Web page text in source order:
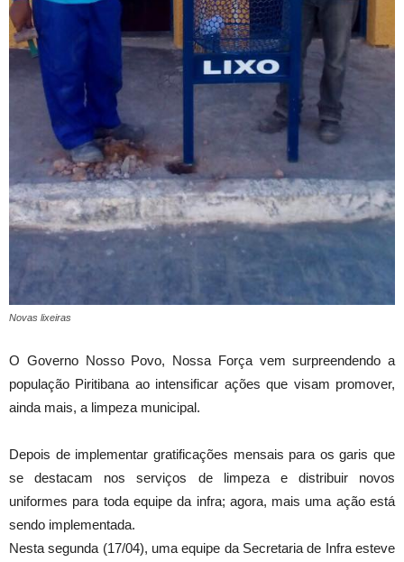
Novas lixeiras
O Governo Nosso Povo, Nossa Força vem surpreendendo a
população Piritibana ao intensificar ações que visam promover,
ainda mais, a limpeza municipal.
Depois de implementar gratificações mensais para os garis que
se destacam nos serviços de limpeza e distribuir novos
uniformes para toda equipe da infra; agora, mais uma ação está
sendo implementada.
Nesta segunda (17/04), uma equipe da Secretaria de Infra esteve